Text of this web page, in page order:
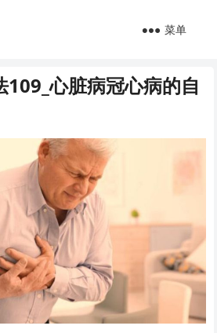
菜单
109_心脏病冠心病的自